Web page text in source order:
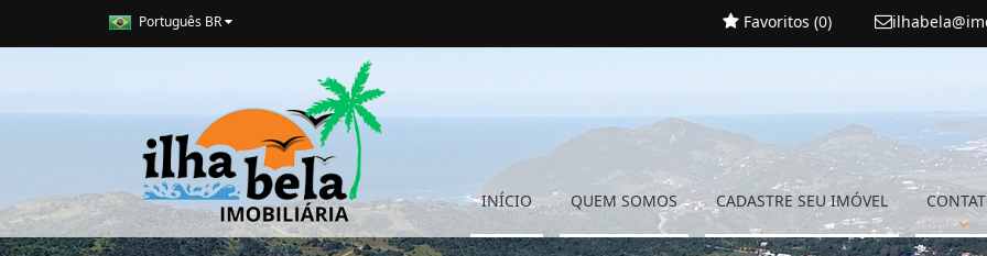
Português BR Favoritos (0)
INÍCIO QUEM SOMOS CADASTRE SEU IMÓVEL